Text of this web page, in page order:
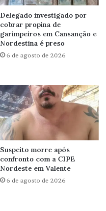
Delegado investigado por
cobrar propina de
garimpeiros em Cansanção e
Nordestina é preso
6 de agosto de 2026
Suspeito morre após
confronto com a CIPE
Nordeste em Valente
6 de agosto de 2026